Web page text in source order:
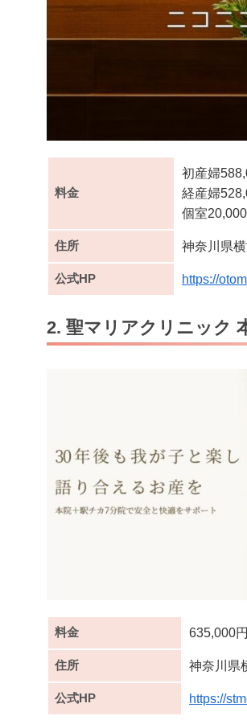
料金
初産婦
経産婦
個室
住所 神奈川県
公式HP https://
2. 聖マリアクリニック
料金 635,000円
住所 神奈川県
公式HP https://